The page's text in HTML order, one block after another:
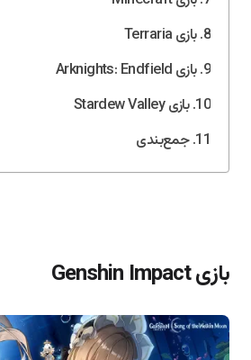
بازی Terraria
بازی Arknights: Endfield
بازی Stardew Valley
جمع‌بندی
بازی Genshin Impact